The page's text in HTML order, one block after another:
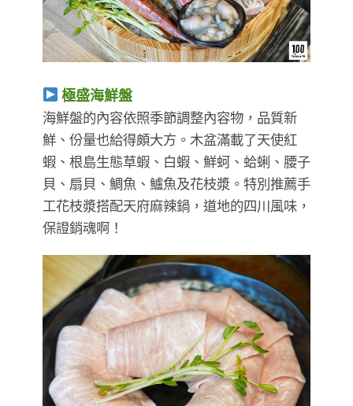
極盛海鮮盤
海鮮盤的內容依照季節調整內容物，品質新
鮮、份量也給得頗大方。木盆滿載了天使紅
蝦、根島生態草蝦、白蝦、鮮蚵、蛤蜊、腰子
貝、扇貝、鯛魚、鱸魚及花枝漿。特別推薦手
工花枝漿搭配天府麻辣鍋，道地的四川風味，
保證銷魂啊！